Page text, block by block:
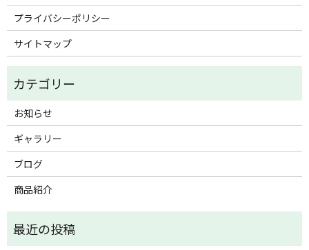
プライバシーポリシー
サイトマップ
お知らせ
ギャラリー
ブログ
商品紹介